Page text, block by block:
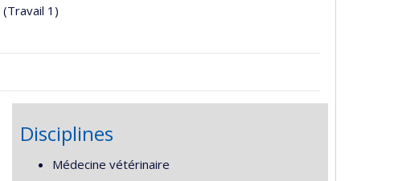
(Travail 1)
Disciplines
Médecine vétérinaire